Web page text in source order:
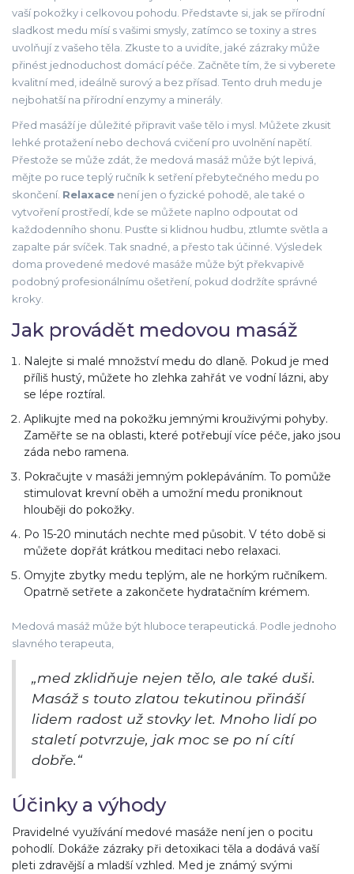
vaší pokožky i celkovou pohodu. Představte si, jak se přírodní
sladkost medu mísí s vašimi smysly, zatímco se toxiny a stres
uvolňují z vašeho těla. Zkuste to a uvidíte, jaké zázraky může
přinést jednoduchost domácí péče. Začněte tím, že si vyberete
kvalitní med, ideálně surový a bez přísad. Tento druh medu je
nejbohatší na přírodní enzymy a minerály.
Před masáží je důležité připravit vaše tělo i mysl. Můžete zkusit
lehké protažení nebo dechová cvičení pro uvolnění napětí.
Přestože se může zdát, že medová masáž může být lepivá,
mějte po ruce teplý ručník k setření přebytečného medu po
skončení. Relaxace není jen o fyzické pohodě, ale také o
vytvoření prostředí, kde se můžete naplno odpoutat od
každodenního shonu. Pusťte si klidnou hudbu, ztlumte světla a
zapalte pár svíček. Tak snadné, a přesto tak účinné. Výsledek
doma provedené medové masáže může být překvapivě
podobný profesionálnímu ošetření, pokud dodržíte správné
kroky.
Jak provádět medovou masáž
Nalejte si malé množství medu do dlaně. Pokud je med
příliš hustý, můžete ho zlehka zahřát ve vodní lázni, aby
se lépe roztíral.
Aplikujte med na pokožku jemnými krouživými pohyby.
Zaměřte se na oblasti, které potřebují více péče, jako jsou
záda nebo ramena.
Pokračujte v masáži jemným poklepáváním. To pomůže
stimulovat krevní oběh a umožní medu proniknout
hlouběji do pokožky.
Po 15-20 minutách nechte med působit. V této době si
můžete dopřát krátkou meditaci nebo relaxaci.
Omyjte zbytky medu teplým, ale ne horkým ručníkem.
Opatrně setřete a zakončete hydratačním krémem.
Medová masáž může být hluboce terapeutická. Podle jednoho
slavného terapeuta,
„med zklidňuje nejen tělo, ale také duši.
Masáž s touto zlatou tekutinou přináší
lidem radost už stovky let. Mnoho lidí po
staletí potvrzuje, jak moc se po ní cítí
dobře.“
Účinky a výhody
Pravidelné využívání medové masáže není jen o pocitu
pohodlí. Dokáže zázraky při detoxikaci těla a dodává vaší
pleti zdravější a mladší vzhled. Med je známý svými